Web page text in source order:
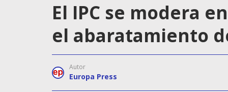
El IPC se modera
el abaratamiento
Autor
Europa Press